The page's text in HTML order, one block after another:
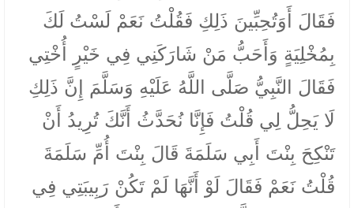
فَقَالَ أَوَتُحِبِّينَ ذَلِكِ فَقُلْتُ نَعَمْ لَسْتُ لَكَ
بِمُخْلِيَةٍ وَأَحَبُّ مَنْ شَارَكَنِي فِي خَيْرٍ أُخْتِي
فَقَالَ النَّبِيُّ صَلَّى اللَّهُ عَلَيْهِ وَسَلَّمَ إِنَّ ذَلِكِ
لَا يَحِلُّ لِي قُلْتُ فَإِنَّا نُحَدَّثُ أَنَّكَ تُرِيدُ أَنْ
تَنْكِحَ بِنْتَ أَبِي سَلَمَةَ قَالَ بِنْتَ أُمِّ سَلَمَةَ
قُلْتُ نَعَمْ فَقَالَ لَوْ أَنَّهَا لَمْ تَكُنْ رَبِيبَتِي فِي